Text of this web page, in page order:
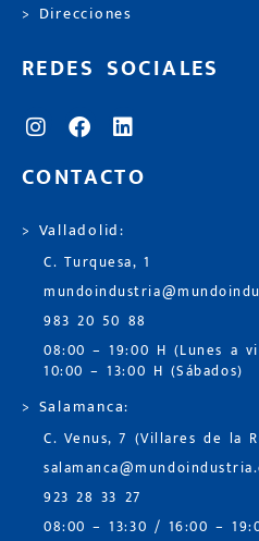
> Direcciones
REDES SOCIALES
CONTACTO
> Valladolid:
C. Turquesa, 1
983 20 50 88
08:00 – 19:00 H (Lunes a
10:00 – 13:00 H (Sábados)
> Salamanca:
C. Venus, 7 (Villares de la
923 28 33 27
08:00 – 13:30 / 16:00 –